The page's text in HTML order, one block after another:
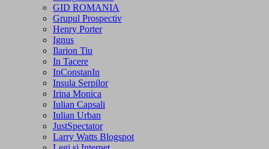
GID ROMANIA
Grupul Prospectiv
Henry Porter
Ignus
Ilarion Tiu
In Tacere
InConstanIn
Insula Serpilor
Irina Monica
Iulian Capsali
Iulian Urban
JustSpectator
Larry Watts Blogspot